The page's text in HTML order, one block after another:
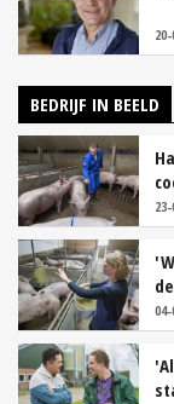
BEDRIJF IN BEELD
04-